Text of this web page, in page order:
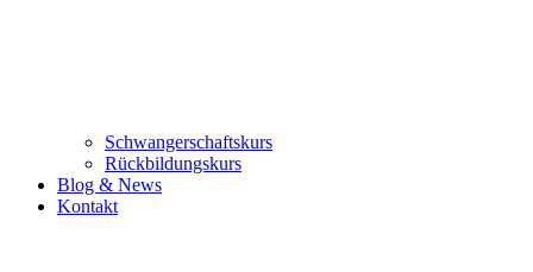
Schwangerschaftskurs
Rückbildungskurs
Blog & News
Kontakt